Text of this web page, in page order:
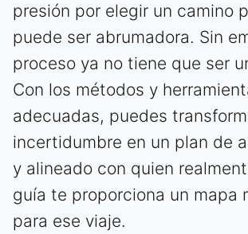
presión por elegir un camino
puede ser abrumadora. Sin
proceso ya no tiene que ser
Con los métodos y
adecuadas, puedes
incertidumbre en un plan de
y alineado con quien
guía te proporciona un mapa
para ese viaje.